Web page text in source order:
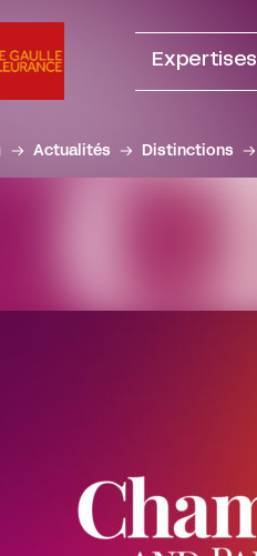
Expertises
Actualités Distinctions